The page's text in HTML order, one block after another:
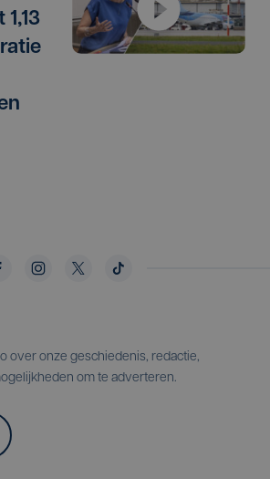
over onze geschiedenis, redactie,
om te adverteren.